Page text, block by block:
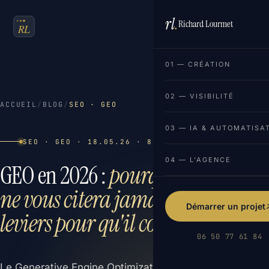
FR EN
rl.Richard Lourmet
01 — CRÉATION
02 — VISIBILITÉ
03 — IA &
04 — L'AGENCE
Démarrer un projet
06 50 77 61 84
ACCUEIL / BLOG / SEO · GEO
SEO · GEO · 18.05.26 · 8 MIN DE LECTURE
GEO en 2026 :pourquoi ChatGPT
ne vous citera jamais (et les 4
leviers pour qu'il commence)